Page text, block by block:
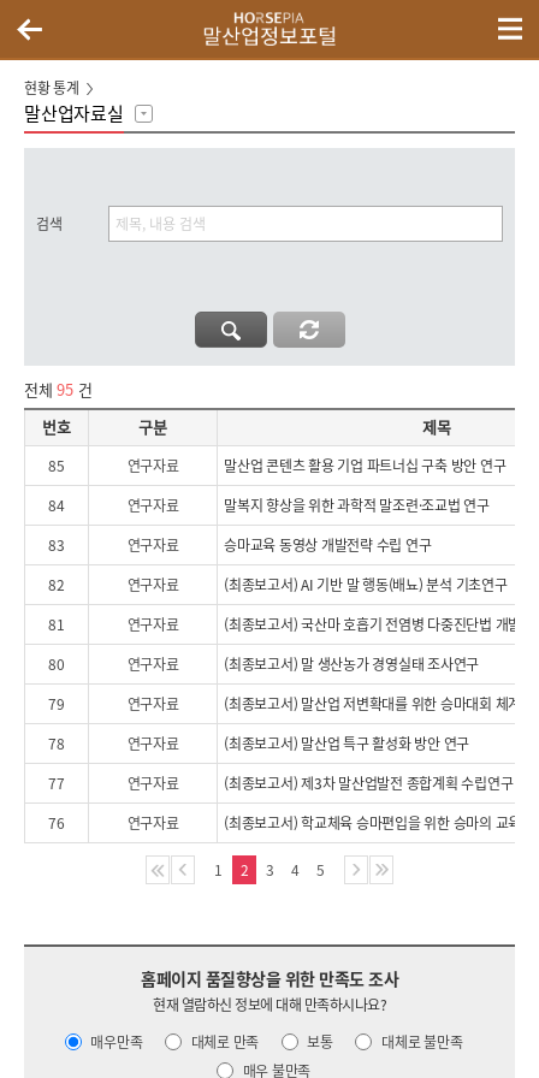
현황 통계
말산업자료실
검색
전체95건
번호,구분,제목,첨부파일,담당부서,등록일자,조회수로 구성된 공지사항 리스트
번호 구분 제목
85 연구자료
말산업 콘텐츠 활용 기업 파트너십 구축 방안 연구
84
연구자료
말복지 향상을 위한 과학적 말조련·조교법 연구
83
연구자료
승마교육 동영상 개발전략 수립 연구
82
연구자료
(최종보고서) AI 기반 말 행동(배뇨) 분석 기초연구
81
연구자료
(최종보고서) 국산마 호흡기 전염병 다중진단법 개발
80
연구자료
(최종보고서) 말 생산농가 경영실태 조사연구
79
연구자료
(최종보고서) 말산업 저변확대를 위한 승마대회 체계
78
연구자료
(최종보고서) 말산업 특구 활성화 방안 연구
77
연구자료
(최종보고서) 제3차 말산업발전 종합계획 수립연구
76
연구자료 (최종보고서) 학교체육 승마편입을 위한 승마의 교육
1 2 3 4 5
홈페이지 품질향상을 위한 만족도 조사
현재 열람하신 정보에 대해 만족하시나요?
매우만족
대체로 만족 보통
대체로 불만족
매우 불만족